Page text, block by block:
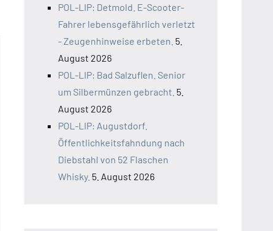
POL-LIP: Detmold. E-Scooter-
Fahrer lebensgefährlich verletzt
- Zeugenhinweise erbeten. 5.
August 2026
POL-LIP: Bad Salzuflen. Senior
um Silbermünzen gebracht. 5.
August 2026
POL-LIP: Augustdorf.
Öffentlichkeitsfahndung nach
Diebstahl von 52 Flaschen
Whisky. 5. August 2026